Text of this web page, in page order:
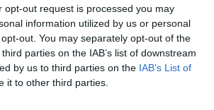
out request is processed you may
information utilized by us or personal
out. You may separately opt-out of the
parties on the IAB’s list of downstream
by us to third parties on the IAB’s List of
it to other third parties.